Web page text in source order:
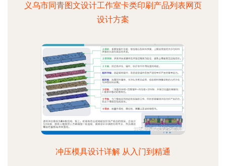
义乌市同青图文设计工作室卡类印刷产品列表网页
设计方案
冲压模具设计详解 从入门到精通